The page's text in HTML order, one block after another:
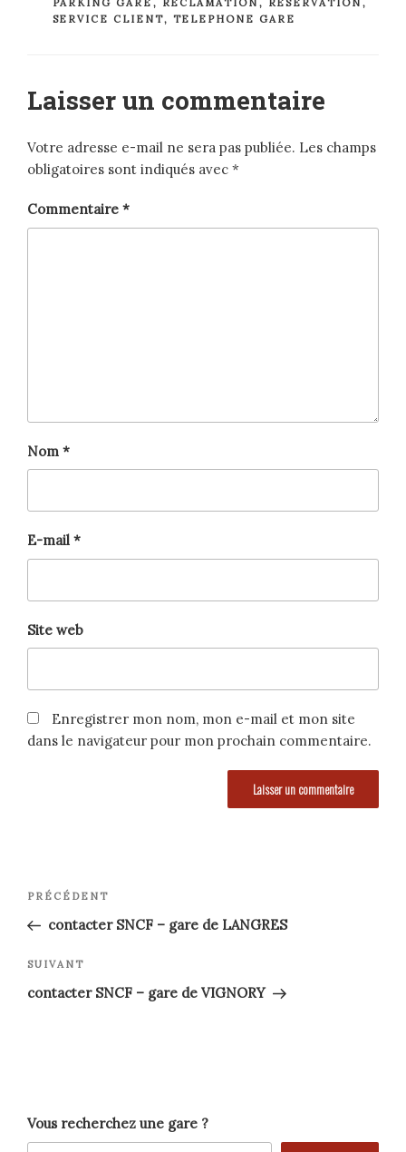
PARKING GARE , RÉCLAMATION , RÉSERVATION ,
SERVICE CLIENT, TELEPHONE GARE
Laisser un commentaire
Votre adresse e-mail ne sera pas publiée. Les champs
obligatoires sont indiqués avec *
Commentaire *
Nom *
E-mail *
Site web
Enregistrer mon nom, mon e-mail et mon site
dans le navigateur pour mon prochain commentaire.
Navigation
de
l’article
Article
précédent
PRÉCÉDENT
contacter SNCF – gare de LANGRES
Article
suivant
SUIVANT
contacter SNCF – gare de VIGNORY
Vous recherchez une gare ?